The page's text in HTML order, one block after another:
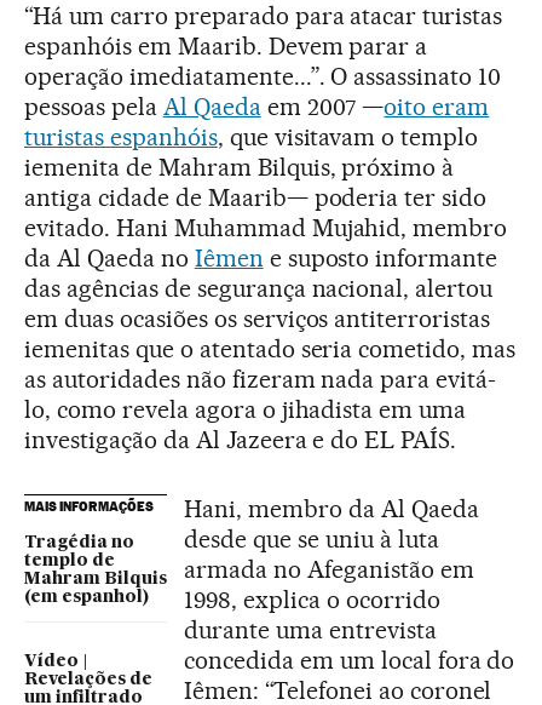
“Há um carro preparado para atacar turistas
espanhóis em Maarib. Devem parar a
operação imediatamente...”. O assassinato 10
pessoas pela Al Qaedaem 2007 —oito eram
turistas espanhóis, que visitavam o templo
iemenita de Mahram Bilquis, próximo à
antiga cidade de Maarib— poderia ter sido
evitado. Hani Muhammad Mujahid, membro
da Al Qaeda no Iêmen e suposto informante
das agências de segurança nacional, alertou
em duas ocasiões os serviços antiterroristas
iemenitas que o atentado seria cometido, mas
as autoridades não fizeram nada para evitá-
lo, como revela agora o jihadista em uma
investigação da Al Jazeera e do EL PAÍS.
MAIS INFORMAÇÕES
Tragédia no
templo de
Mahram Bilquis
(em espanhol)
Vídeo |
Revelações de
um infiltrado
Hani, membro da Al Qaeda
desde que se uniu à luta
armada no Afeganistão em
1998, explica o ocorrido
durante uma entrevista
concedida em um local fora do
Iêmen: “Telefonei ao coronel